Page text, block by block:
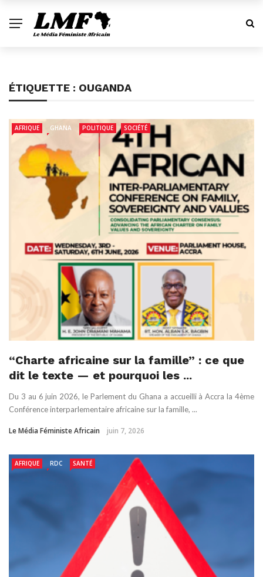
ÉTIQUETTE : OUGANDA
AFRIQUE GHANA POLITIQUE SOCIÉTÉ
“Charte africaine sur la famille” : ce que
dit le texte — et pourquoi les ...
Du 3 au 6 juin 2026, le Parlement du Ghana a accueilli à Accra la 4ème
Conférence interparlementaire africaine sur la famille, ...
Le Média Féministe Africain juin 7, 2026
AFRIQUE RDC SANTÉ